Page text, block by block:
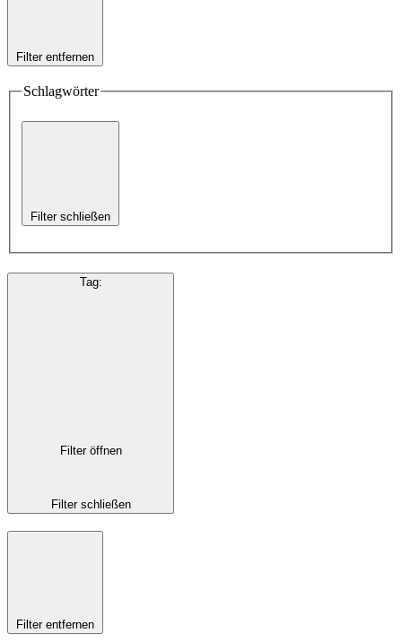
Filter entfernen
Schlagwörter
Filter schließen
Tag:
Filter öffnen
Filter schließen
Filter entfernen